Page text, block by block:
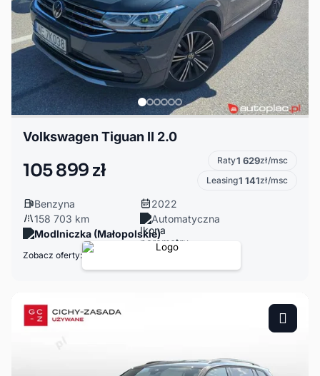
Volkswagen Tiguan II 2.0
105 899 zł Raty1 629zł/msc
Leasing1 141zł/msc
Benzyna
2022
158 703 km
Automatyczna
Modlniczka (Małopolskie)
Zobacz oferty: